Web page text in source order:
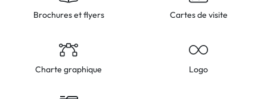
Brochures et flyers Cartes de visite
Charte graphique Logo